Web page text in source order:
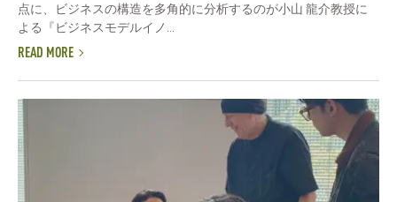
点に、ビジネスの構造を多角的に分析するのが小山 龍介教授に
よる『ビジネスモデルイノ...
READ MORE